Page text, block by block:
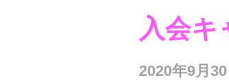
入会キ
2020年9月30